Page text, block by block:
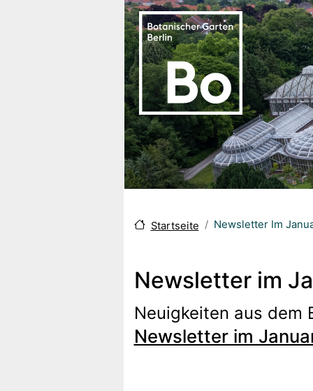
Startseite Newsletter Im
Newsletter im
Neuigkeiten aus dem
Newsletter im